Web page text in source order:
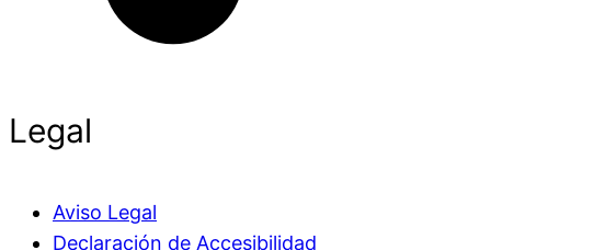
Legal
Aviso Legal
Declaración de Accesibilidad